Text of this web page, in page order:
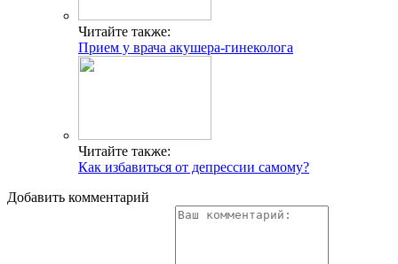
Читайте также:
Прием у врача акушера-гинеколога
Читайте также:
Как избавиться от депрессии самому?
Добавить комментарий